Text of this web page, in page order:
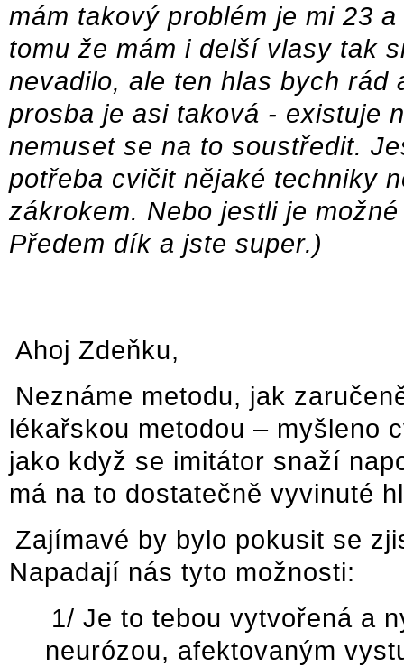
mám takový problém je mi 23
tomu že mám i delší vlasy tak
nevadilo, ale ten hlas bych rád
prosba je asi taková - existuje
nemuset se na to soustředit.
potřeba cvičit nějaké techniky
zákrokem. Nebo jestli je
Předem dík a jste super.)
Ahoj Zdeňku,
Neznáme metodu, jak
lékařskou metodou – myšleno
jako když se imitátor snaží
má na to dostatečně vyvinuté
Zajímavé by bylo pokusit se
Napadají nás tyto možnosti:
1/ Je to tebou vytvořená a
neurózou, afektovaným